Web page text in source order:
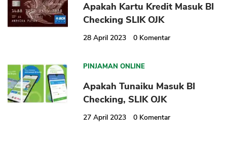
Apakah Kartu Kredit Masuk BI
Checking SLIK OJK
28 April 2023 0 Komentar
PINJAMAN ONLINE
Apakah Tunaiku Masuk BI
Checking, SLIK OJK
27 April 2023 0 Komentar